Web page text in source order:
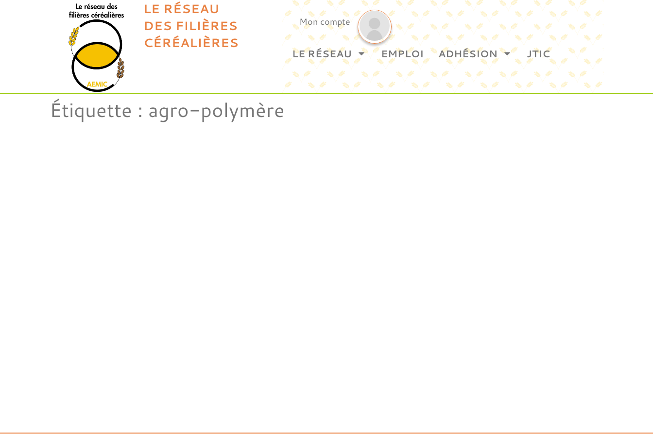
LE RÉSEAU
DES FILIÈRES
CÉRÉALIÈRES
Mon compte
LE RÉSEAU EMPLOI ADHÉSION JTIC
Étiquette : agro-polymère